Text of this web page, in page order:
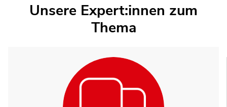
Unsere Expert:innen zum
Thema